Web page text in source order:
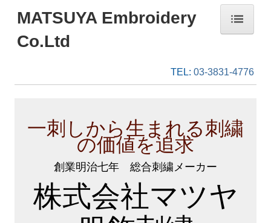
ホーム
オリジナル商品作成
マツヤプランニング
概要・沿革
お問合せ
MATSUYA Embroidery
Co.Ltd
TEL: 03-3831-4776
一刺しから生まれる刺繍
の価値を追求
創業明治七年 総合刺繍メーカー
株式会社マツヤ